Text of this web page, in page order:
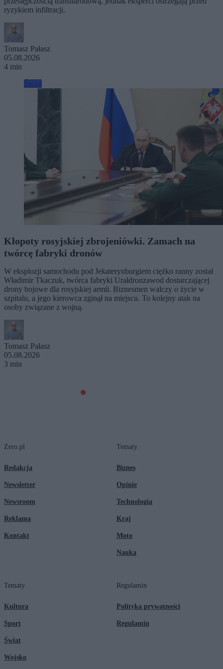
ryzykiem infiltracji.
Tomasz Pałasz
05.08.2026
4 min
Kłopoty rosyjskiej zbrojeniówki. Zamach na
twórcę fabryki dronów
W eksplozji samochodu pod Jekaterynburgiem ciężko ranny został
Władimir Tkaczuk, twórca fabryki Urałdronzawod dostarczającej
drony bojowe dla rosyjskiej armii. Biznesmen walczy o życie w
szpitalu, a jego kierowca zginął na miejscu. To kolejny atak na
osoby związane z wojną.
Tomasz Pałasz
05.08.2026
3 min
Zero.pl
Redakcja
Newsletter
Newsroom
Reklama
Kontakt
Tematy
Biznes
Opinie
Technologia
Kraj
Moto
Nauka
Tematy
Kultura
Sport
Świat
Wojsko
Regulamin
Polityka prywatności
Regulamin